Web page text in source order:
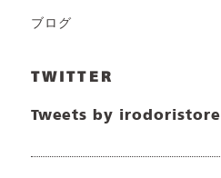
ブログ
TWITTER
Tweets by irodoristore